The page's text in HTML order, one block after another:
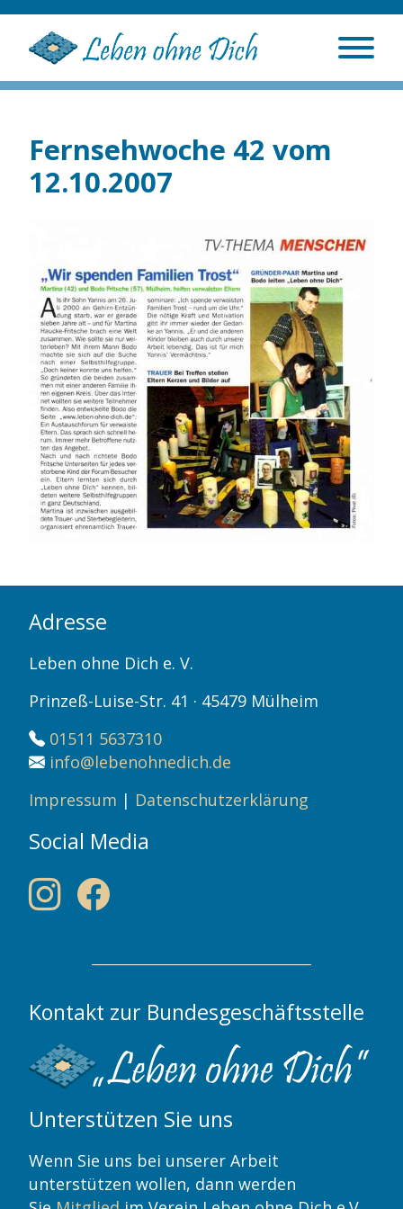
Fernsehwoche 42 vom
12.10.2007
Adresse
Leben ohne Dich e. V.
Prinzeß-Luise-Str. 41 · 45479 Mülheim
01511 5637310
info@lebenohnedich.de
Impressum | Datenschutzerklärung
Social Media
Kontakt zur Bundesgeschäftsstelle
Unterstützen Sie uns
Wenn Sie uns bei unserer Arbeit
unterstützen wollen, dann werden